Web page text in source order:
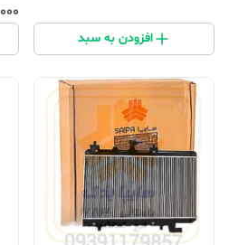
افزودن به سبد